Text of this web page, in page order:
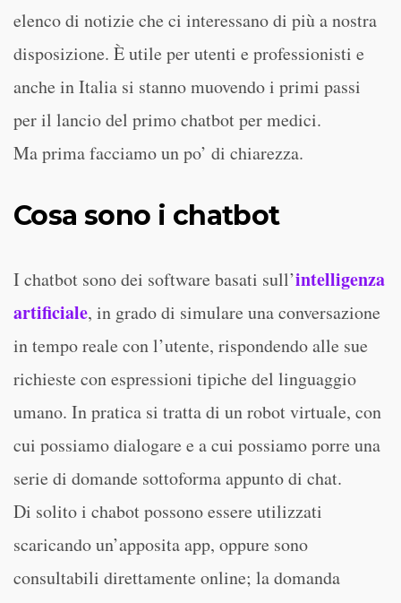
elenco di notizie che ci interessano di più a nostra
disposizione. È utile per utenti e professionisti e
anche in Italia si stanno muovendo i primi passi
per il lancio del primo chatbot per medici.
Ma prima facciamo un po’ di chiarezza.
Cosa sono i chatbot
I chatbot sono dei software basati sull’intelligenza
artificiale, in grado di simulare una conversazione
in tempo reale con l’utente, rispondendo alle sue
richieste con espressioni tipiche del linguaggio
umano. In pratica si tratta di un robot virtuale, con
cui possiamo dialogare e a cui possiamo porre una
serie di domande sottoforma appunto di chat.
Di solito i chabot possono essere utilizzati
scaricando un’apposita app, oppure sono
consultabili direttamente online; la domanda